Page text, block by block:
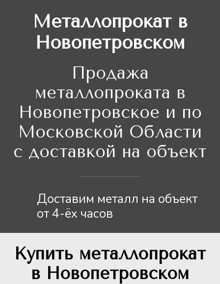
Металлопрокат в
Новопетровском
Продажа
металлопроката в
Новопетровское и по
Московской Области
с доставкой на объект
Доставим металл на объект
от 4-ёх часов
Купить металлопрокат
в Новопетровском